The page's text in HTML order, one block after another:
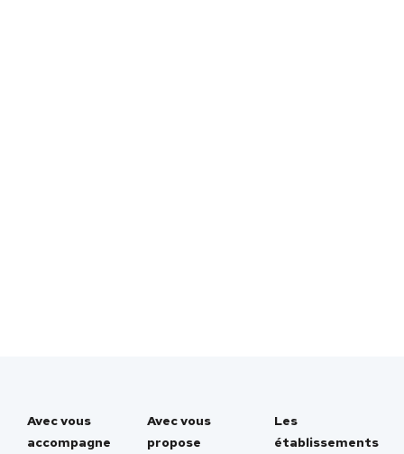
Avec vous
accompagne
Avec vous
propose
Les
établissements